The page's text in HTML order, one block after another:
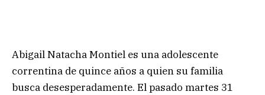
Abigail Natacha Montiel es una adolescente
correntina de quince años a quien su familia
busca desesperadamente. El pasado martes 31